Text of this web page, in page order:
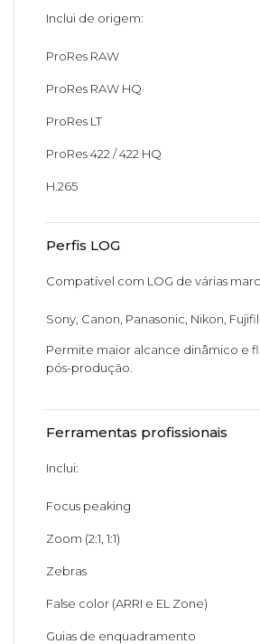
Inclui de origem:
ProRes RAW
ProRes RAW HQ
ProRes LT
ProRes 422 / 422 HQ
H.265
Perfis LOG
Compatível com LOG de várias
Sony, Canon, Panasonic, Nikon,
Permite maior alcance dinâmico e
pós-produção.
Ferramentas profissionais
Inclui:
Focus peaking
Zoom (2:1, 1:1)
Zebras
False color (ARRI e EL Zone)
Guias de enquadramento